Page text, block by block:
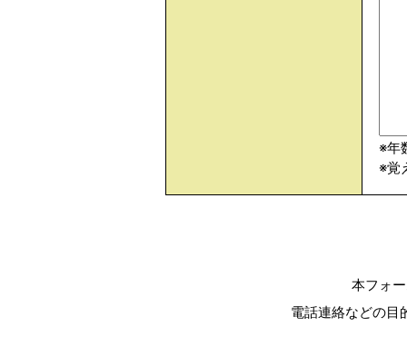
※年
※覚
本フォ
電話連絡などの目